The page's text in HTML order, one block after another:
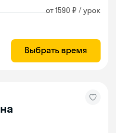
от 1590 ₽ / урок
Выбрать время